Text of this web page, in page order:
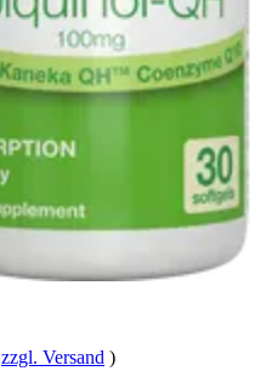
zzgl. Versand )